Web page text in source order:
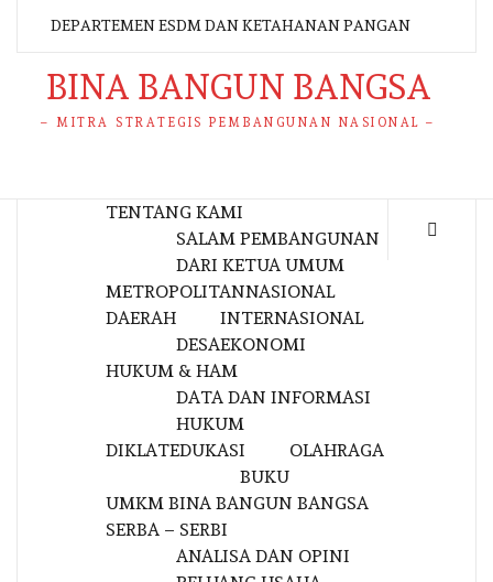
DEPARTEMEN ESDM DAN KETAHANAN PANGAN
BINA BANGUN BANGSA
– MITRA STRATEGIS PEMBANGUNAN NASIONAL –
TENTANG KAMI
SALAM PEMBANGUNAN
DARI KETUA UMUM
METROPOLITANNASIONAL
DAERAH
DESA
INTERNASIONAL
EKONOMI
HUKUM & HAM
DATA DAN INFORMASI
HUKUM
DIKLATEDUKASI
BUKU
OLAHRAGA
UMKM BINA BANGUN BANGSA
SERBA – SERBI
ANALISA DAN OPINI